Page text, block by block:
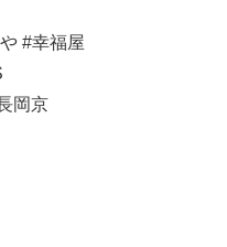
#幸福屋
岡京